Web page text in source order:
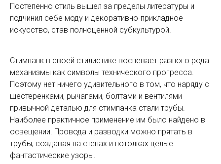
Постепенно стиль вышел за пределы литературы и
подчинил себе моду и декоративно-прикладное
искусство, став полноценной субкультурой.
Стимпанк в своей стилистике воспевает разного рода
механизмы как символы технического прогресса.
Поэтому нет ничего удивительного в том, что наряду с
шестеренками, рычагами, болтами и вентилями
привычной деталью для стимпанка стали трубы.
Наиболее практичное применение им было найдено в
освещении. Провода и разводки можно прятать в
трубы, создавая на стенах и потолках целые
фантастические узоры.